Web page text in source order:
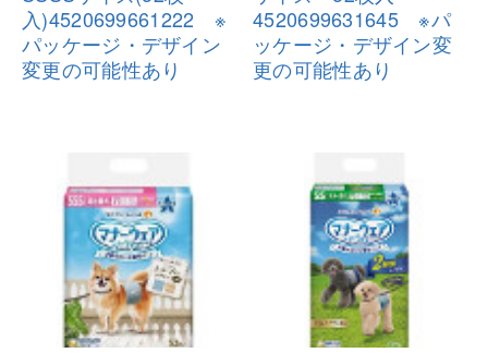
入)4520699661222 ※
パッケージ・デザイン
変更の可能性あり
4520699631645 ※パ
ッケージ・デザイン変
更の可能性あり